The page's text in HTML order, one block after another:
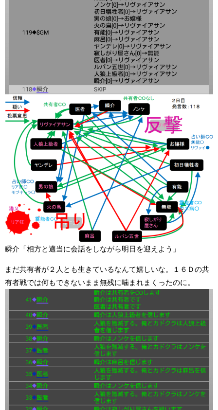
瞬介「相方と適当に会話をしながら明日を迎えよう」
まだ共有者が２人とも生きているなんて嬉しいな。１６Ｄの共
有者戦では何もできないまま無残に噛まれまくったのに。